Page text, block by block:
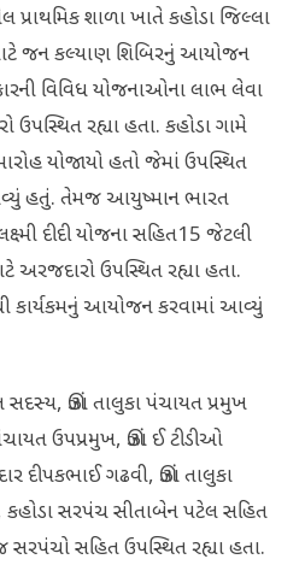
પ્રાથમિક શાળા ખાતે કહોડા જિલ્લા
જન કલ્યાણ શિબિરનું આયોજન
વિવિધ યોજનાઓના લાભ લેવા
ઉપસ્થિત રહ્યા હતા. કહોડા ગામે
યોજાયો હતો જેમાં ઉપસ્થિત
હતું. તેમજ આયુષ્માન ભારત
દીદી યોજના સહિત15 જેટલી
અરજદારો ઉપસ્થિત રહ્યા હતા.
કાર્યકમનું આયોજન કરવામાં આવ્યું
ઊંઝા તાલુકા પંચાયત પ્રમુખ
ઉપપ્રમુખ, ઊંઝા ઈ ટીડીઓ
દીપકભાઈ ગઢવી, ઊંઝા તાલુકા
સરપંચ સીતાબેન પટેલ સહિત
સરપંચો સહિત ઉપસ્થિત રહ્યા હતા.